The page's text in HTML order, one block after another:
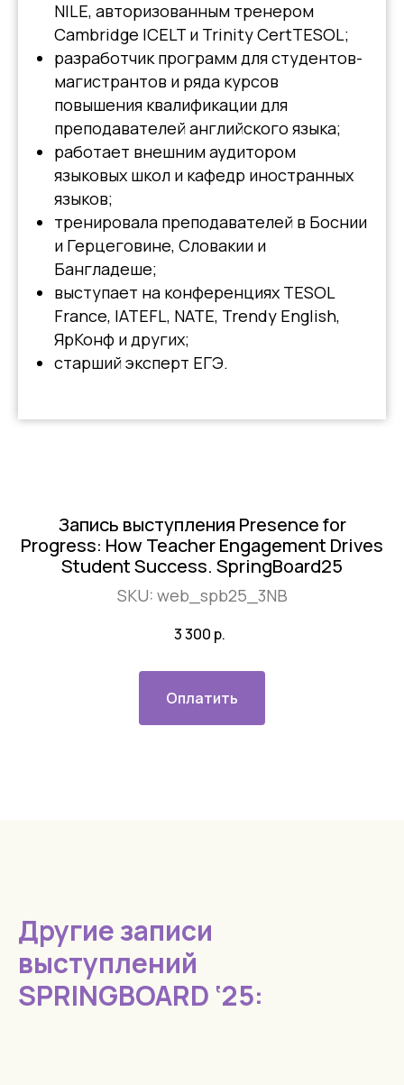
NILE, авторизованным тренером
Cambridge ICELT и Trinity CertTESOL;
разработчик программ для студентов-
магистрантов и ряда курсов
повышения квалификации для
преподавателей английского языка;
работает внешним аудитором
языковых школ и кафедр иностранных
языков;
тренировала преподавателей в Боснии
и Герцеговине, Словакии и
Бангладеше;
выступает на конференциях TESOL
France, IATEFL, NATE, Trendy English,
ЯрКонф и других;
старший эксперт ЕГЭ.
Запись выступления Presence for
Progress: How Teacher Engagement Drives
Student Success. SpringBoard25
SKU: web_spb25_3NB
3 300 р.
Оплатить
Другие записи
выступлений
SPRINGBOARD ‘25: